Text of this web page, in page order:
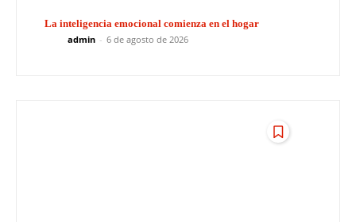
La inteligencia emocional comienza en el hogar
admin - 6 de agosto de 2026